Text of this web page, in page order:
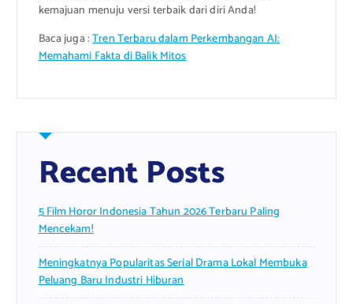
kemajuan menuju versi terbaik dari diri Anda!
Baca juga :Tren Terbaru dalam Perkembangan AI:
Memahami Fakta di Balik Mitos
Recent Posts
5 Film Horor Indonesia Tahun 2026 Terbaru Paling
Mencekam!
Meningkatnya Popularitas Serial Drama Lokal Membuka
Peluang Baru Industri Hiburan